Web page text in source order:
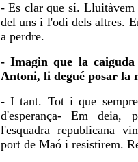
- Es clar que sí.
del uns i l'odi dels altres.
a perdre.
- Imagin que la
Antoni, li degué posar la
- I tant. Tot i que sempre
d'esperança- Em deia,
l'esquadra republicana
port de Maó i resistirem.